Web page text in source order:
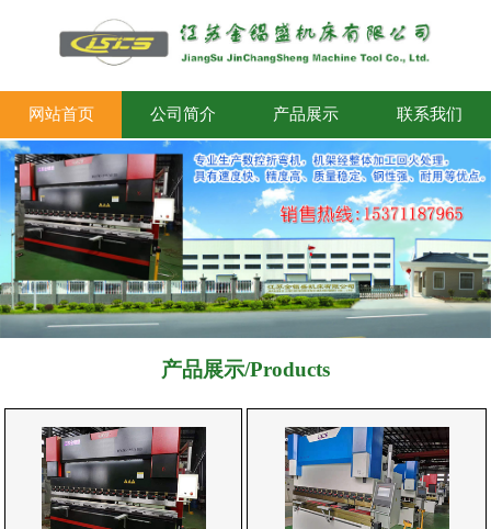
网站首页 公司简介 产品展示 联系我们
产品展示/Products